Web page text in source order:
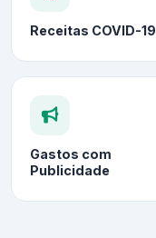
Receitas COVID-19
Gastos com
Publicidade